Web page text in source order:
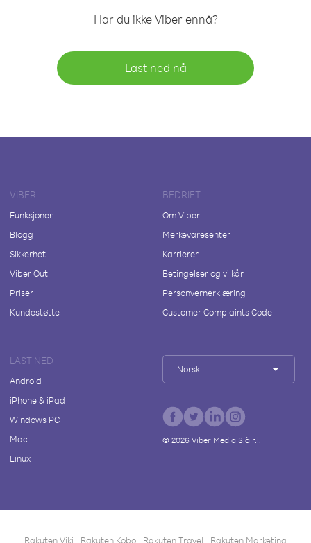
Har du ikke Viber ennå?
Last ned nå
VIBER
Funksjoner
Blogg
Sikkerhet
Viber Out
Priser
Kundestøtte
BEDRIFT
Om Viber
Merkevaresenter
Karrierer
Betingelser og vilkår
Personvernerklæring
Customer Complaints Code
LAST NED
Android
iPhone & iPad
Windows PC
Mac
Linux
Norsk
© 2026Viber Media S.à r.l.
Rakuten Viki Rakuten Kobo Rakuten Travel Rakuten Marketing